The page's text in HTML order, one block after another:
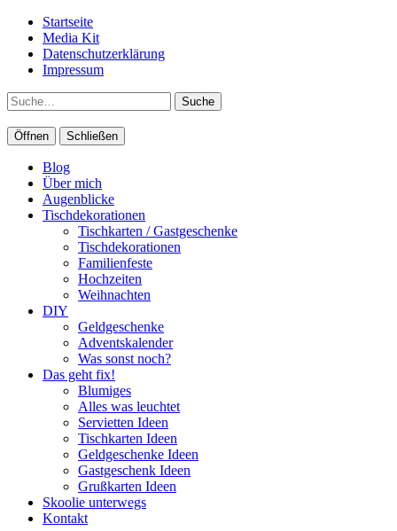
Startseite
Media Kit
Datenschutzerklärung
Impressum
Suche
Öffnen Schließen
Blog
Über mich
Augenblicke
Tischdekorationen
Tischkarten / Gastgeschenke
Tischdekorationen
Familienfeste
Hochzeiten
Weihnachten
DIY
Geldgeschenke
Adventskalender
Was sonst noch?
Das geht fix!
Blumiges
Alles was leuchtet
Servietten Ideen
Tischkarten Ideen
Geldgeschenke Ideen
Gastgeschenk Ideen
Grußkarten Ideen
Skoolie unterwegs
Kontakt